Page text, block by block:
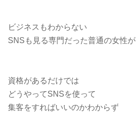
ビジネスもわからない
SNSも見る専門だった普通の女性が
資格があるだけでは
どうやってSNSを使って
集客をすればいいのかわからず